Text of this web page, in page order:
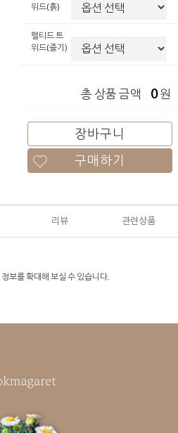
위드(흙)
펠티드 트
위드(줄기)
총 상품 금액 0원
장바구니
구매하기
리뷰 관련상품
보를 확대해 보실 수 있습니다.